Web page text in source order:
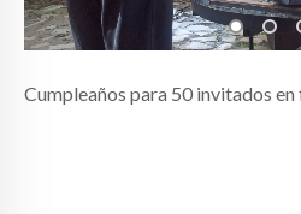
Cumpleaños para 50 invitados